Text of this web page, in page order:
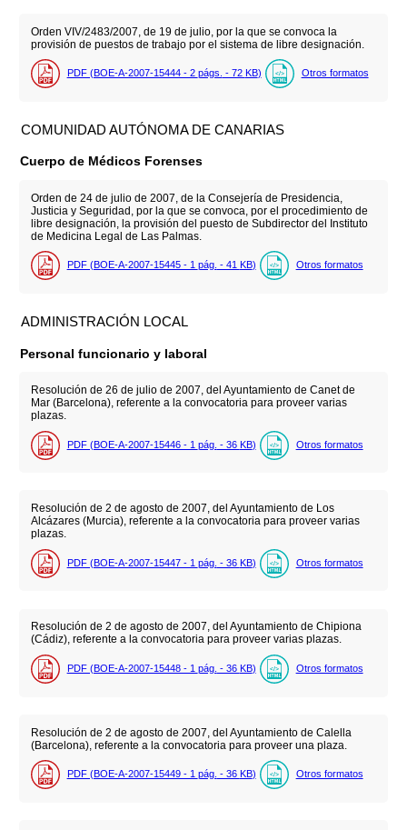
Orden VIV/2483/2007, de 19 de julio, por la que se convoca la
provisión de puestos de trabajo por el sistema de libre designación.
PDF (BOE-A-2007-15444 - 2 págs. - 72 KB) Otros formatos
COMUNIDAD AUTÓNOMA DE CANARIAS
Cuerpo de Médicos Forenses
Orden de 24 de julio de 2007, de la Consejería de Presidencia,
Justicia y Seguridad, por la que se convoca, por el procedimiento de
libre designación, la provisión del puesto de Subdirector del Instituto
de Medicina Legal de Las Palmas.
PDF (BOE-A-2007-15445 - 1 pág. - 41 KB) Otros formatos
ADMINISTRACIÓN LOCAL
Personal funcionario y laboral
Resolución de 26 de julio de 2007, del Ayuntamiento de Canet de
Mar (Barcelona), referente a la convocatoria para proveer varias
plazas.
PDF (BOE-A-2007-15446 - 1 pág. - 36 KB) Otros formatos
Resolución de 2 de agosto de 2007, del Ayuntamiento de Los
Alcázares (Murcia), referente a la convocatoria para proveer varias
plazas.
PDF (BOE-A-2007-15447 - 1 pág. - 36 KB) Otros formatos
Resolución de 2 de agosto de 2007, del Ayuntamiento de Chipiona
(Cádiz), referente a la convocatoria para proveer varias plazas.
PDF (BOE-A-2007-15448 - 1 pág. - 36 KB) Otros formatos
Resolución de 2 de agosto de 2007, del Ayuntamiento de Calella
(Barcelona), referente a la convocatoria para proveer una plaza.
PDF (BOE-A-2007-15449 - 1 pág. - 36 KB) Otros formatos